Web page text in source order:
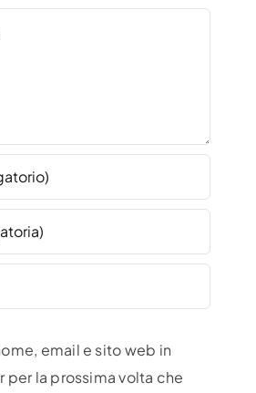
email e sito web in
per la prossima volta che